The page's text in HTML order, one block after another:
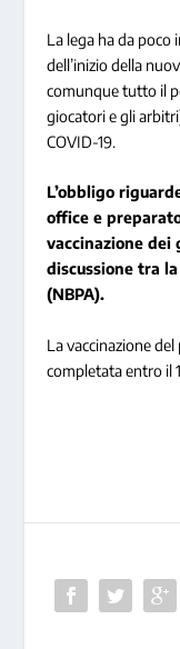
La lega ha da
dell’inizio della
comunque tutto il
giocatori e gli
COVID-19.
L’obbligo
office e
vaccinazione dei
discussione tra
(NBPA).
La vaccinazione
completata entro il